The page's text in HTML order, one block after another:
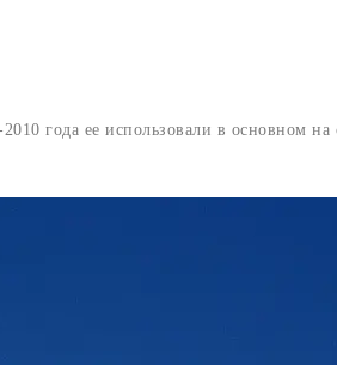
года ее использовали в основном